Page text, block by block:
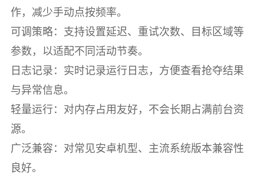
作，减少手动点按频率。
可调策略：支持设置延迟、重试次数、目标区域等
参数，以适配不同活动节奏。
日志记录：实时记录运行日志，方便查看抢夺结果
与异常信息。
轻量运行：对内存占用友好，不会长期占满前台资
源。
广泛兼容：对常见安卓机型、主流系统版本兼容性
良好。